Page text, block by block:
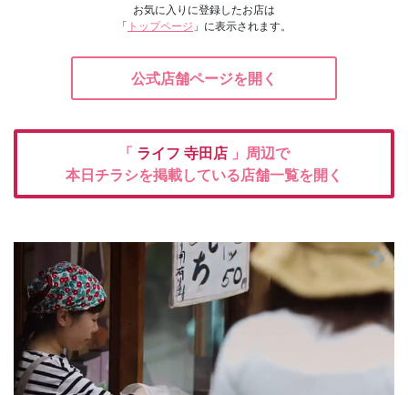
お気に入りに登録したお店は
「 トップページ 」に表示されます。
公式店舗ページを開く
「 ライフ 寺田店 」周辺で
本日チラシを掲載している店舗一覧を開く